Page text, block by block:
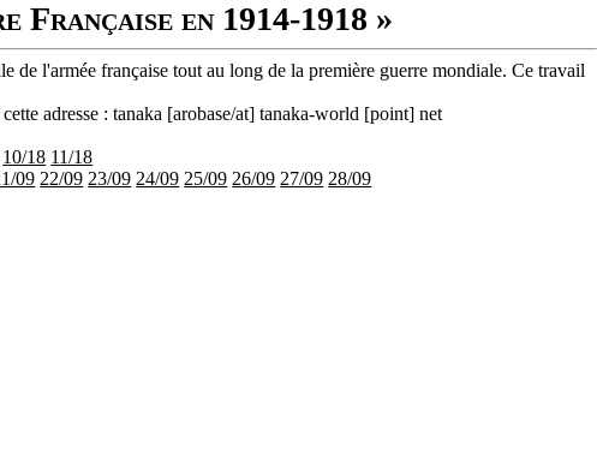
en 1914-1918 »
de l'armée française tout au long de la première guerre mondiale. Ce travail
adresse : tanaka [arobase/at] tanaka-world [point] net
10/18 11/18
09 22/09 23/09 24/09 25/09 26/09 27/09 28/09